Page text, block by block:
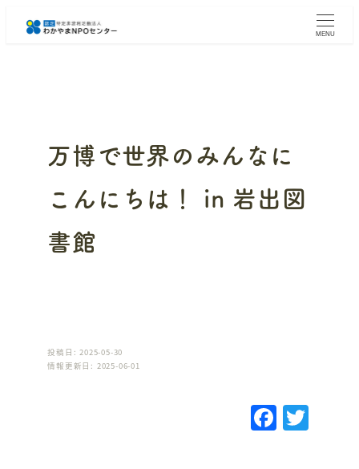
MENU
万博で世界のみんなに
こんにちは！ in 岩出図
書館
投稿日: 2025-05-30
情報更新日: 2025-06-01
F
a
T